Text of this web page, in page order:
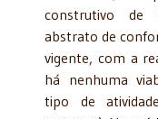
construtivo de
abstrato de
vigente, com a
há nenhuma
tipo de